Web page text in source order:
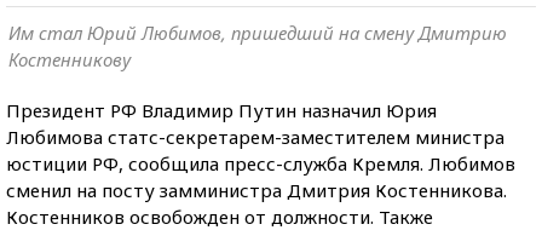
Им стал Юрий Любимов, пришедший на смену Дмитрию
Костенникову
Президент РФ Владимир Путин назначил Юрия
Любимова статс-секретарем-заместителем министра
юстиции РФ, сообщила пресс-служба Кремля. Любимов
сменил на посту замминистра Дмитрия Костенникова.
Костенников освобожден от должности. Также